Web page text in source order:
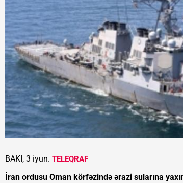
BAKI, 3 iyun. TELEQRAF
İran ordusu Oman körfəzində ərazi sularına